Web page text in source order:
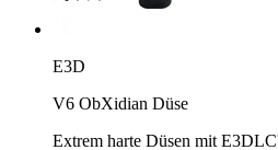
E3D
V6 ObXidian Düse
Extrem harte Düsen mit